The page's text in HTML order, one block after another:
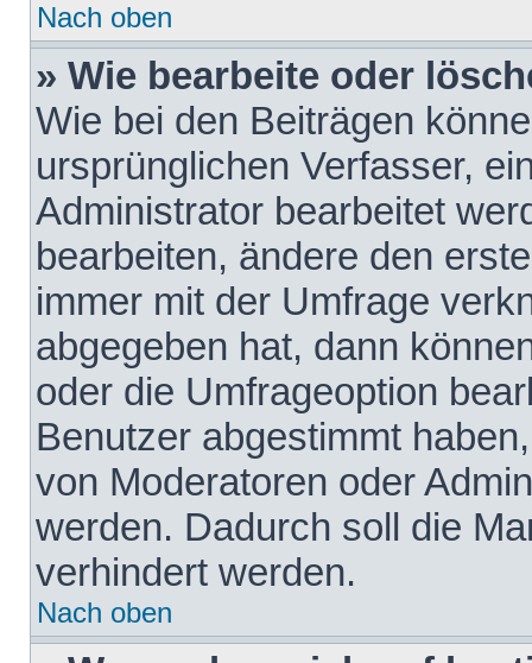
Nach oben
» Wie bearbeite oder
Wie bei den Beiträgen
ursprünglichen Verfasser,
Administrator bearbeitet
bearbeiten, ändere den
immer mit der Umfrage
abgegeben hat, dann
oder die Umfrageoption
Benutzer abgestimmt
von Moderatoren oder
werden. Dadurch soll die
verhindert werden.
Nach oben